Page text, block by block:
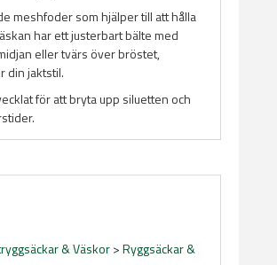
meshfoder som hjälper till att hålla
har ett justerbart bälte med
eller tvärs över bröstet,
din jaktstil.
för att bryta upp siluetten och
& Väskor>Ryggsäckar &